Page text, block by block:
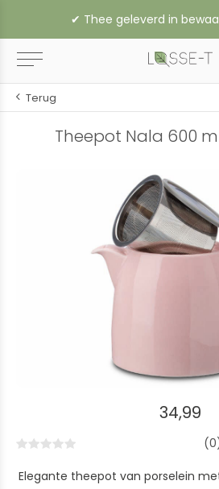
✔︎ Thee geleverd in
Terug
Theepot Nala 600
34,99
Elegante theepot van porselein